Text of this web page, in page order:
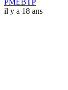
PMEBTP
il y a 18 ans